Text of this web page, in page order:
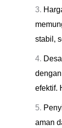
stabil,
efektif.
aman